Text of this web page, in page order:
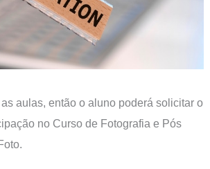
aulas, então o aluno poderá solicitar o
no Curso de Fotografia e Pós